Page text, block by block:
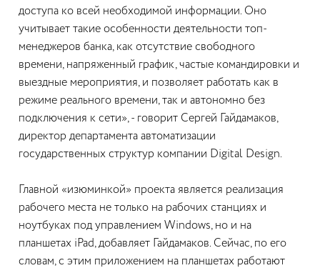
доступа ко всей необходимой информации. Оно
учитывает такие особенности деятельности топ-
менеджеров банка, как отсутствие свободного
времени, напряженный график, частые командировки и
выездные мероприятия, и позволяет работать как в
режиме реального времени, так и автономно без
подключения к сети», - говорит Сергей Гайдамаков,
директор департамента автоматизации
государственных структур компании Digital Design.
Главной «изюминкой» проекта является реализация
рабочего места не только на рабочих станциях и
ноутбуках под управлением Windows, но и на
планшетах iPad, добавляет Гайдамаков. Сейчас, по его
словам, с этим приложением на планшетах работают